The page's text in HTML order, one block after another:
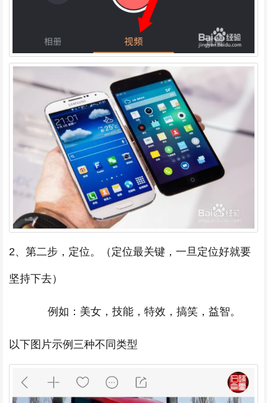
2、第二步，定位。（定位最关键，一旦定位好就要
坚持下去）
例如：美女，技能，特效，搞笑，益智。
以下图片示例三种不同类型